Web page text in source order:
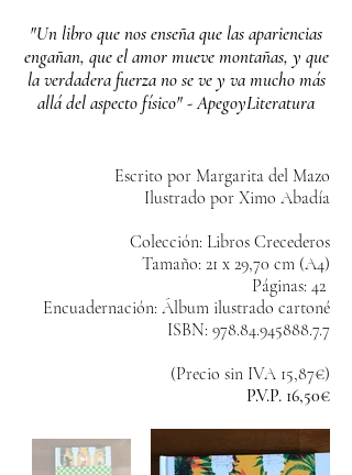
"Un libro que nos enseña que las apariencias
engañan, que el amor mueve montañas, y que
la verdadera fuerza no se ve y va mucho más
allá del aspecto físico" - ApegoyLiteratura
Escrito por Margarita del Mazo
Ilustrado por Ximo Abadía
Colección: Libros Crecederos
Tamaño: 21 x 29,70 cm (A4)
Páginas: 42
Encuadernación: Álbum ilustrado cartoné
ISBN: 978.84.945888.7.7
(Precio sin IVA 15,87€)
P.V.P. 16,50€